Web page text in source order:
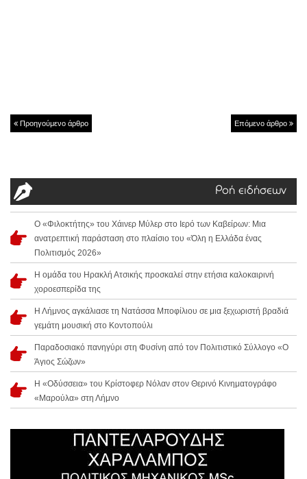
Προηγούμενο άρθρο Επόμενο άρθρο
Ροή ειδήσεων
Ο «Φιλοκτήτης» του Χάινερ Μύλερ στο Ιερό των Καβείρων: Μια
ανατρεπτική παράσταση στο πλαίσιο του «Όλη η Ελλάδα ένας
Πολιτισμός 2026»
Η ομάδα του Ηρακλή Ατσικής προσκαλεί στην ετήσια καλοκαιρινή
χοροεσπερίδα της
Η Λήμνος αγκάλιασε τη Νατάσσα Μποφίλιου σε μια ξεχωριστή βραδιά
γεμάτη μουσική στο Κοντοπούλι
Παραδοσιακό πανηγύρι στη Φυσίνη από τον Πολιτιστικό Σύλλογο «Ο
Άγιος Σώζων»
Η «Οδύσσεια» του Κρίστοφερ Νόλαν στον Θερινό Κινηματογράφο
«Μαρούλα» στη Λήμνο